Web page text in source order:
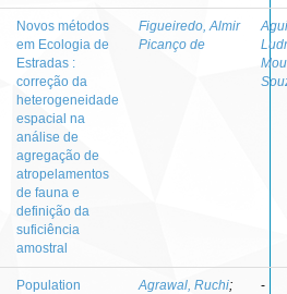
Novos métodos
em Ecologia de
Estradas :
correção da
heterogeneidade
espacial na
análise de
agregação de
atropelamentos
de fauna e
definição da
suficiência
amostral
Figueiredo, Almir
Picanço de
Population
Agrawal, Ruchi;
-